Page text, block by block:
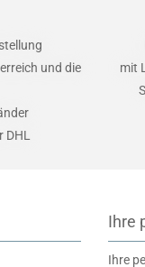
und die
DHL
mit
Ihre
Ihre